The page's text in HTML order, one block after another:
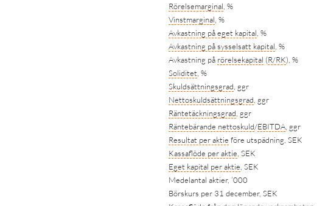
Rörelsemarginal , %
Vinstmarginal , %
Avkastning på eget kapital , %
Avkastning påsysselsatt kapital , %
Avkastning på rörelsekapital (R/RK), %
Soliditet , %
Skuldsättningsgrad , ggr
Nettoskuldsättningsgrad , ggr
Räntetäckningsgrad , ggr
Räntebärande nettoskuld/EBITDA , ggr
Resultat per aktie före utspädning, SEK
Kassaflöde per aktie , SEK
Eget kapital per aktie , SEK
Medelantal aktier, ’000
Börskurs per 31 december, SEK